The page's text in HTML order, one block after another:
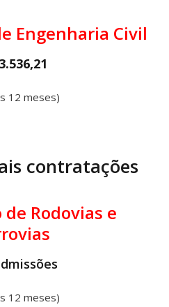
Engenharia Civil
12 meses)
contratações
Rodovias e
12 meses)